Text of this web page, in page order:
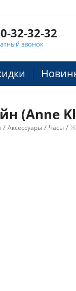
32-32-32
звонок
(Anne
/ Аксессуары / Часы /